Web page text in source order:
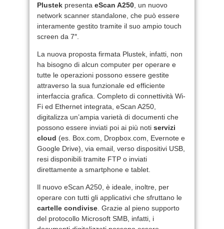
Plustek presenta eScan A250 , un nuovo
network scanner standalone, che può essere
interamente gestito tramite il suo ampio touch
screen da 7″.
La nuova proposta firmata Plustek, infatti, non
ha bisogno di alcun computer per operare e
tutte le operazioni possono essere gestite
attraverso la sua funzionale ed efficiente
interfaccia grafica. Completo di connettività Wi-
Fi ed Ethernet integrata, eScan A250,
digitalizza un’ampia varietà di documenti che
possono essere inviati poi ai più noti servizi
cloud (es. Box.com, Dropbox.com, Evernote e
Google Drive), via email, verso dispositivi USB,
resi disponibili tramite FTP o inviati
direttamente a smartphone e tablet.
Il nuovo eScan A250, è ideale, inoltre, per
operare con tutti gli applicativi che sfruttano le
cartelle condivise . Grazie al pieno supporto
del protocollo Microsoft SMB, infatti, i